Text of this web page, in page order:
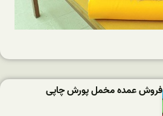
فروش عمده مخمل پورش چاپی